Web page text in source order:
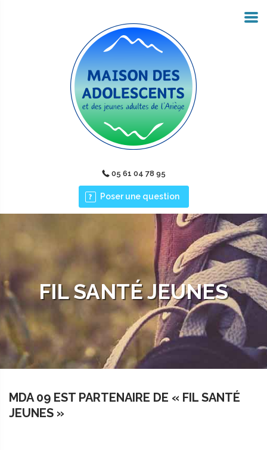
05 61 04 78 95
Poser une question
FIL SANTÉ JEUNES
MDA 09 EST PARTENAIRE DE « FIL SANTÉ
JEUNES »